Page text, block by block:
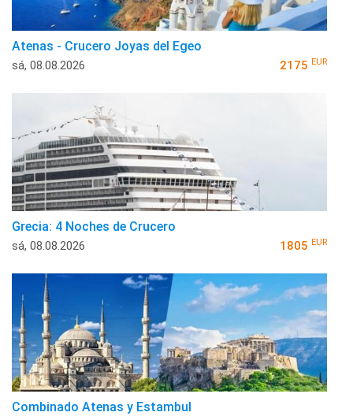
Atenas - Crucero Joyas del Egeo
sá, 08.08.2026 2175 EUR
Grecia: 4 Noches de Crucero
sá, 08.08.2026 1805 EUR
Combinado Atenas y Estambul